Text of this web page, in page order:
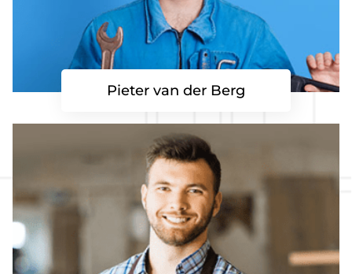
Pieter van der Berg